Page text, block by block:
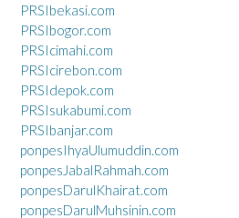
PRSIbekasi.com
PRSIbogor.com
PRSIcimahi.com
PRSIcirebon.com
PRSIdepok.com
PRSIsukabumi.com
PRSIbanjar.com
ponpesIhyaUlumuddin.com
ponpesJabalRahmah.com
ponpesDarulKhairat.com
ponpesDarulMuhsinin.com